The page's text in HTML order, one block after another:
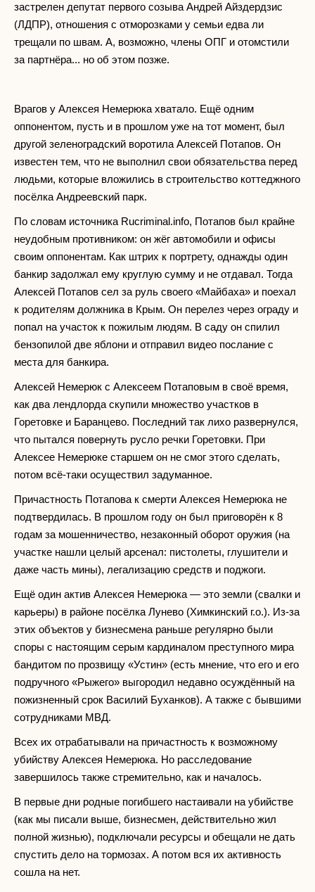
застрелен депутат первого созыва Андрей Айздердзис
(ЛДПР), отношения с отморозками у семьи едва ли
трещали по швам. А, возможно, члены ОПГ и отомстили
за партнёра... но об этом позже.
Врагов у Алексея Немерюка хватало. Ещё одним
оппонентом, пусть и в прошлом уже на тот момент, был
другой зеленоградский воротила Алексей Потапов. Он
известен тем, что не выполнил свои обязательства перед
людьми, которые вложились в строительство коттеджного
посёлка Андреевский парк.
По словам источника Rucriminal.info, Потапов был крайне
неудобным противником: он жёг автомобили и офисы
своим оппонентам. Как штрих к портрету, однажды один
банкир задолжал ему круглую сумму и не отдавал. Тогда
Алексей Потапов сел за руль своего «Майбаха» и поехал
к родителям должника в Крым. Он перелез через ограду и
попал на участок к пожилым людям. В саду он спилил
бензопилой две яблони и отправил видео послание с
места для банкира.
Алексей Немерюк с Алексеем Потаповым в своё время,
как два лендлорда скупили множество участков в
Горетовке и Баранцево. Последний так лихо развернулся,
что пытался повернуть русло речки Горетовки. При
Алексее Немерюке старшем он не смог этого сделать,
потом всё-таки осуществил задуманное.
Причастность Потапова к смерти Алексея Немерюка не
подтвердилась. В прошлом году он был приговорён к 8
годам за мошенничество, незаконный оборот оружия (на
участке нашли целый арсенал: пистолеты, глушители и
даже часть мины), легализацию средств и поджоги.
Ещё один актив Алексея Немерюка — это земли (свалки и
карьеры) в районе посёлка Лунево (Химкинский г.о.). Из-за
этих объектов у бизнесмена раньше регулярно были
споры с настоящим серым кардиналом преступного мира
бандитом по прозвищу «Устин» (есть мнение, что его и его
подручного «Рыжего» выгородил недавно осуждённый на
пожизненный срок Василий Буханков). А также с бывшими
сотрудниками МВД.
Всех их отрабатывали на причастность к возможному
убийству Алексея Немерюка. Но расследование
завершилось также стремительно, как и началось.
В первые дни родные погибшего настаивали на убийстве
(как мы писали выше, бизнесмен, действительно жил
полной жизнью), подключали ресурсы и обещали не дать
спустить дело на тормозах. А потом вся их активность
сошла на нет.